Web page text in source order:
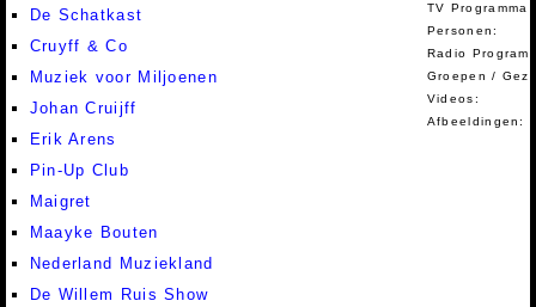
De Schatkast
Cruyff & Co
Muziek voor Miljoenen
Johan Cruijff
Erik Arens
Pin-Up Club
Maigret
Maayke Bouten
Nederland Muziekland
De Willem Ruis Show
TV Programma
Personen:
Radio
Groepen /
Videos:
Afbeeldingen: